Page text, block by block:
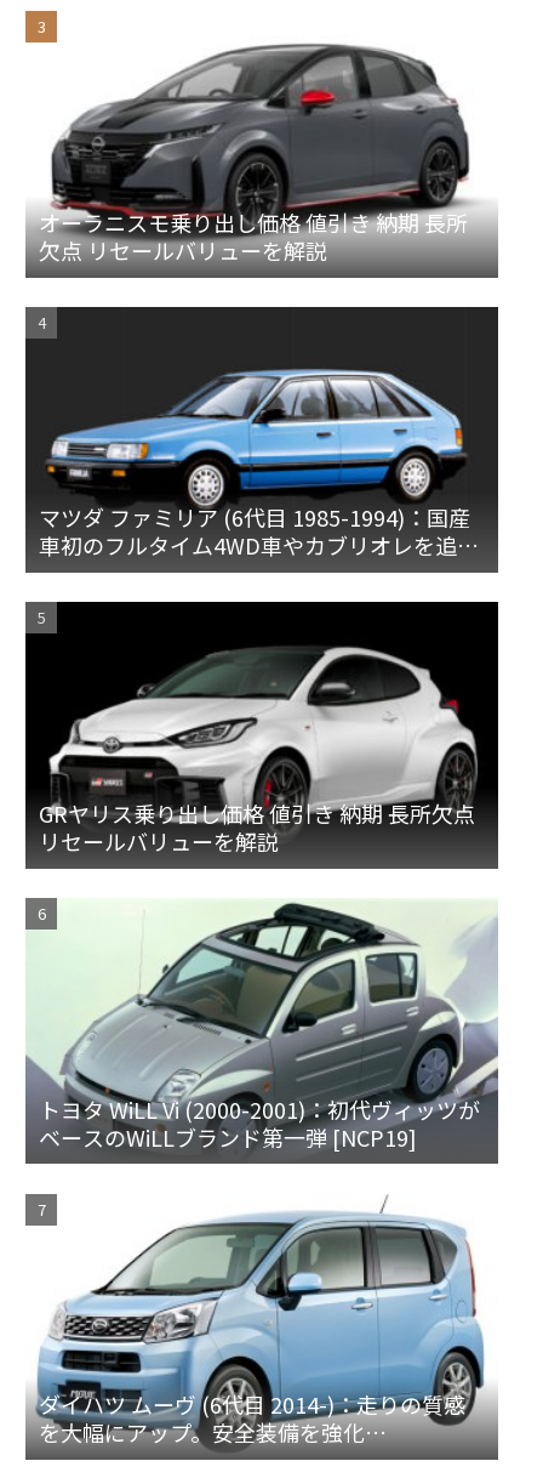
オーラニスモ乗り出し価格 値引き 納期 長所
欠点 リセールバリューを解説
マツダ ファミリア (6代目 1985-1994)：国産
車初のフルタイム4WD車やカブリオレを追加
[BF]
GRヤリス乗り出し価格 値引き 納期 長所欠点
リセールバリューを解説
トヨタ WiLL Vi (2000-2001)：初代ヴィッツが
ベースのWiLLブランド第一弾 [NCP19]
ダイハツ ムーヴ (6代目 2014-)：走りの質感
を大幅にアップ。安全装備を強化
[LA150/160S]